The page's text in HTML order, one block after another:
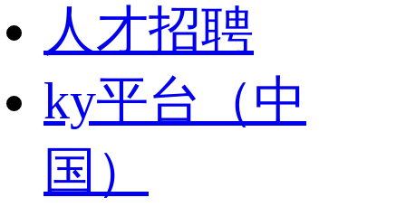
人才招聘
ky平台（中
国）